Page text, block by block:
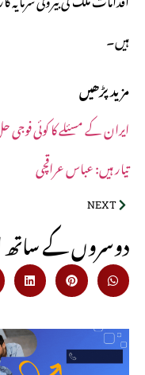
ہیں۔
مزید پڑھیں
ایران کے مسئلے کا کوئی
تیار ہیں: عباس عراقچی
NEXT
:دوسروں کے